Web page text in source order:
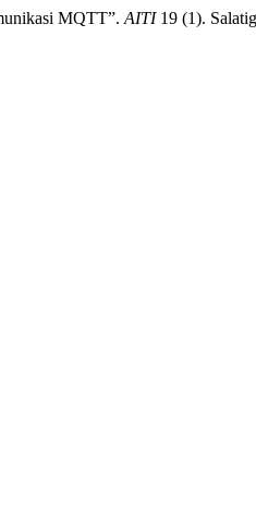
MQTT”. AITI19 (1).